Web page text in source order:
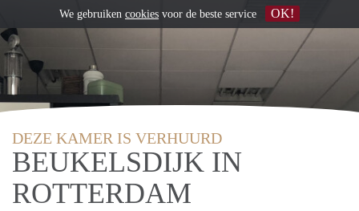
DEZE KAMER IS VERHUURD
BEUKELSDIJK IN
ROTTERDAM
We gebruiken cookies voor de beste service OK!